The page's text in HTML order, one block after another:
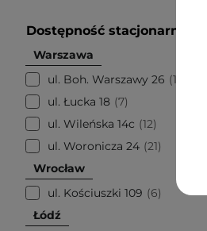
Dostępność stacjonarnie
Warszawa
ul. Boh. Warszawy 26
18
ul. Łucka 18 7
ul. Wileńska 14c
12
ul. Woronicza 24 21
Wrocław
ul. Kościuszki 109
6
Łódź